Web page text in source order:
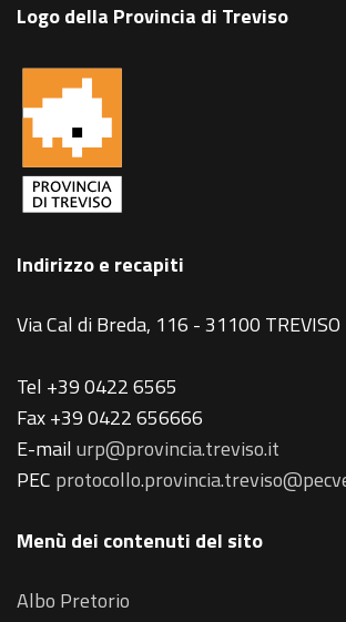
Logo della Provincia di Treviso
Indirizzo e recapiti
Via Cal di Breda, 116 - 31100 TREVISO
Tel +39 0422 6565
Fax +39 0422 656666
E-mailurp@provincia.treviso.it
PEC
Menù dei contenuti del sito
Albo Pretorio